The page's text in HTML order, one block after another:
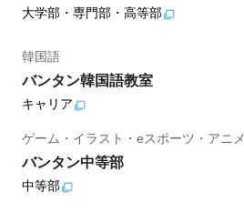
大学部・専門部・高等部
韓国語
バンタン韓国語教室
キャリア
ゲーム・イラスト・eスポーツ・アニメ
バンタン中等部
中等部